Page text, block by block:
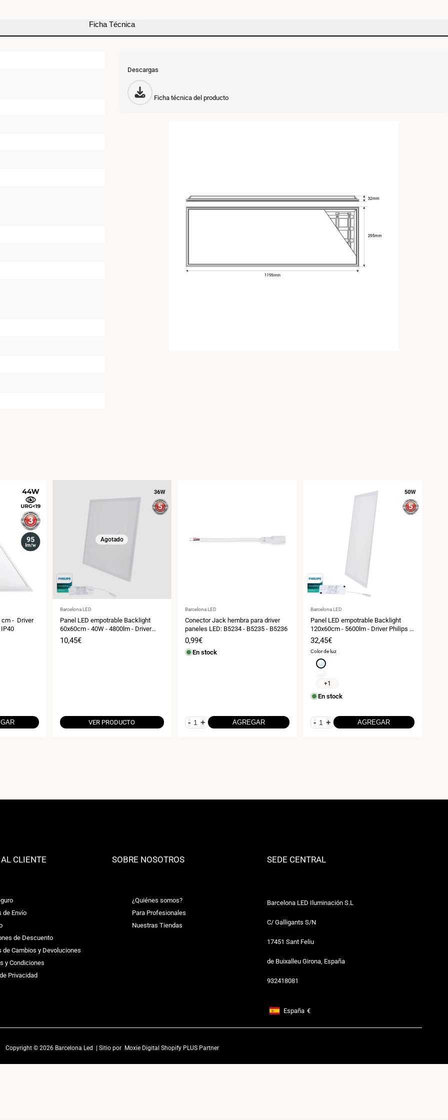
-
IP40
-
Ficha Técnica
Descargas
Ficha técnica del producto
cm - Driver
IP40
Agotado
Proveedor:
Barcelona LED
Panel LED empotrable Backlight
60x60cm - 40W - 4800lm - Driver
Philips - UGR22 - IP40
Precio
10,45€
VER PRODUCTO
Proveedor:
Barcelona LED
Conector Jack hembra para driver
paneles LED: B5234 - B5235 - B5236
Precio
de
venta
0,99€
En stock
- + AGREGAR
Proveedor:
Barcelona LED
Panel LED empotrable Backlight
120x60cm - 5600lm - Driver Philips -
50W - UGR22 - IP40
Precio
de
venta
32,45€
Color de luz
Blanco
6000K
neutro
+1
En stock
- + AGREGAR
CLIENTE
de Envío
de Descuento
de Cambios y Devoluciones
y Condiciones
Privacidad
SOBRE NOSOTROS
¿Quiénes somos?
Para Profesionales
Nuestras Tiendas
SEDE CENTRAL
Barcelona LED Iluminación S.L
C/ Galligants S/N
17451 Sant Feliu
de Buixalleu Girona, España
932418081
Footer: España, €
España €
Copyright © 2026 Barcelona Led | Sitio por Moxie Digital Shopify PLUS Partner